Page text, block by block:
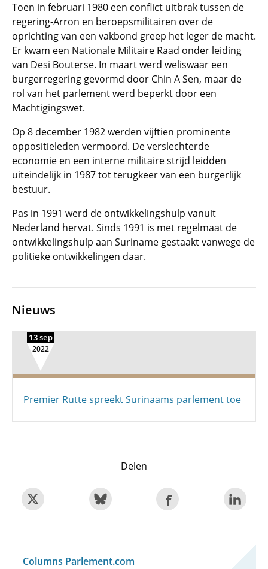
Toen in februari 1980 een conflict uitbrak tussen de
regering-Arron en beroepsmilitairen over de
oprichting van een vakbond greep het leger de macht.
Er kwam een Nationale Militaire Raad onder leiding
van Desi Bouterse. In maart werd weliswaar een
burgerregering gevormd door Chin A Sen, maar de
rol van het parlement werd beperkt door een
Machtigingswet.
Op 8 december 1982 werden vijftien prominente
oppositieleden vermoord. De verslechterde
economie en een interne militaire strijd leidden
uiteindelijk in 1987 tot terugkeer van een burgerlijk
bestuur.
Pas in 1991 werd de ontwikkelingshulp vanuit
Nederland hervat. Sinds 1991 is met regelmaat de
ontwikkelingshulp aan Suriname gestaakt vanwege de
politieke ontwikkelingen daar.
Nieuws
13 sep
2022
Premier Rutte spreekt Surinaams parlement toe
Delen
Columns Parlement.com